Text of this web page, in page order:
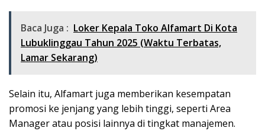
Baca Juga : Loker Kepala Toko Alfamart Di Kota
Lubuklinggau Tahun 2025 (Waktu Terbatas,
Lamar Sekarang)
Selain itu, Alfamart juga memberikan kesempatan
promosi ke jenjang yang lebih tinggi, seperti Area
Manager atau posisi lainnya di tingkat manajemen.